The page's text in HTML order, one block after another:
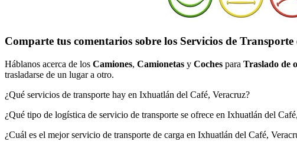
Comparte tus comentarios sobre los Servicios de
Háblanos acerca de los Camiones, Camionetas y Coches para Traslado de
trasladarse de un lugar a otro.
¿Qué servicios de transporte hay en Ixhuatlán del Café, Veracruz?
¿Qué tipo de logística de servicio de transporte se ofrece en Ixhuatlán del
¿Cuál es el mejor servicio de transporte de carga en Ixhuatlán del Café,